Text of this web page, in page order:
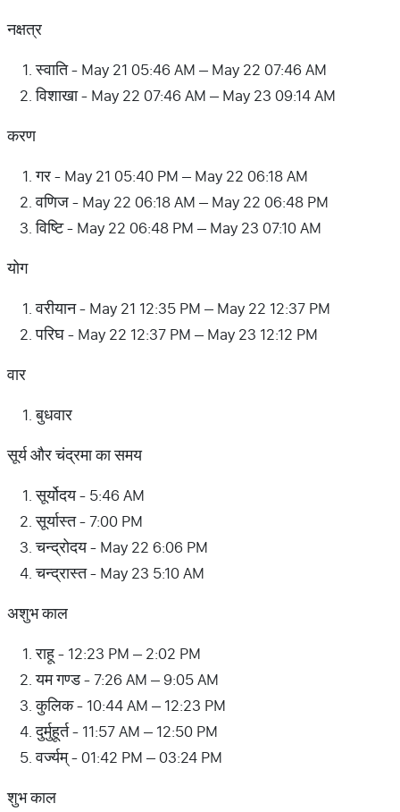
नक्षत्र
स्वाति - May 21 05:46 AM – May 22 07:46 AM
विशाखा - May 22 07:46 AM – May 23 09:14 AM
करण
गर - May 21 05:40 PM – May 22 06:18 AM
वणिज - May 22 06:18 AM – May 22 06:48 PM
विष्टि - May 22 06:48 PM – May 23 07:10 AM
योग
वरीयान - May 21 12:35 PM – May 22 12:37 PM
परिघ - May 22 12:37 PM – May 23 12:12 PM
वार
बुधवार
सूर्य और चंद्रमा का समय
सूर्योदय - 5:46 AM
सूर्यास्त - 7:00 PM
चन्द्रोदय - May 22 6:06 PM
चन्द्रास्त - May 23 5:10 AM
अशुभ काल
राहू - 12:23 PM – 2:02 PM
यम गण्ड - 7:26 AM – 9:05 AM
कुलिक - 10:44 AM – 12:23 PM
दुर्मुहूर्त - 11:57 AM – 12:50 PM
वर्ज्यम् - 01:42 PM – 03:24 PM
शुभ काल